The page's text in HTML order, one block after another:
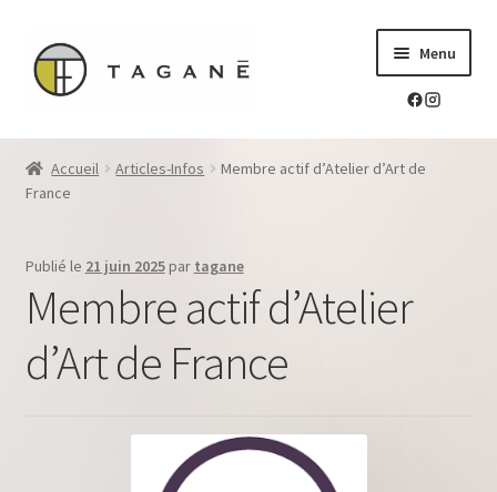
Aller
Aller
au
contenu
Menu
Le sur-mesure en mokume-gane
Mes réalisations
Blog Tagane
Boutique
Contact
Accueil Articles-Infos
Membre actif d’Atelier d’Art de
France
Publié le 21 juin 2025par tagane
Membre actif d’Atelier
d’Art de France